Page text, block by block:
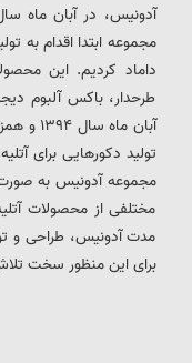
مجموعه ابتدا اقدام به
داماد کردیم. این
طرحدار، باکس آلبوم
آبان
تولید دکورهایی برای
مجموعه آدونیس به
مختلفی از محصولات
مدت آدونیس، طراحی و
برای این منظور سخت